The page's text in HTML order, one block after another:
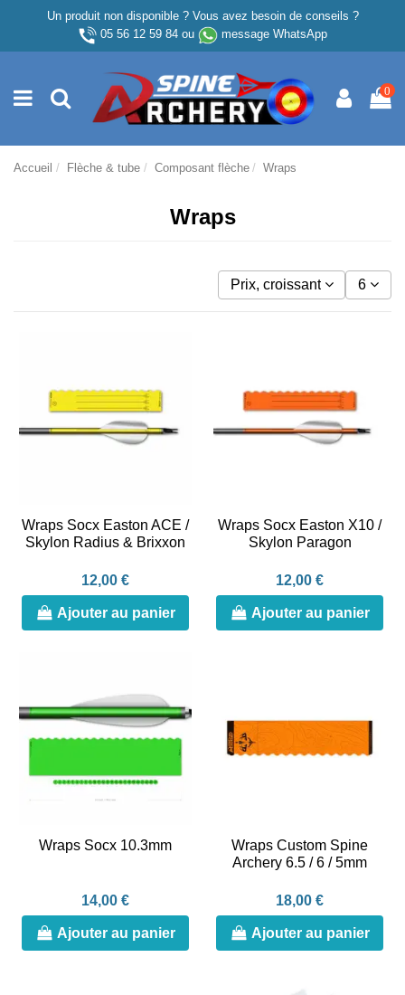
Un produit non disponible ? Vous avez besoin de conseils ?
05 56 12 59 84ou message WhatsApp
0
Accueil Flèche & tube Composant flèche Wraps
Wraps
Prix, croissant 6
Wraps Socx Easton ACE /
Skylon Radius & Brixxon
12,00 €
Ajouter au panier
Wraps Socx Easton X10 /
Skylon Paragon
12,00 €
Ajouter au panier
Wraps Socx 10.3mm
14,00 €
Ajouter au panier
Wraps Custom Spine
Archery 6.5 / 6 / 5mm
18,00 €
Ajouter au panier